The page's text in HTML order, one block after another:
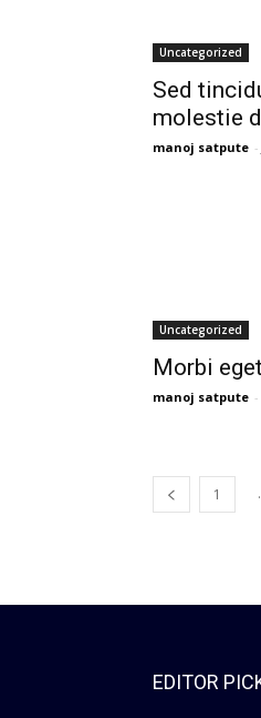
Uncategorized
Sed
molestie
manoj satpute -
Uncategorized
Morbi
manoj satpute -
1
EDITOR